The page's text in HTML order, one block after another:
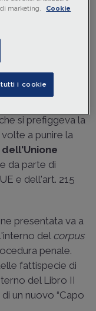
che si prefiggeva la
a punire la
da parte di
e dell'art. 215
presentata va a
del corpus
penale.
fattispecie di
del Libro II
un nuovo “Capo
marketing.
Cookie
i cookie